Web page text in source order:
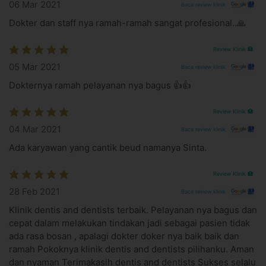
Segera kunjungi dokter gigi jika ada efek samping
mengganggu
Cocok untuk orang dewasa tanpa keluhan gigi sensitif
dan sudah dilakukan pembersihan karang dan plak gigi
Hasil treatment untuk setiap orang bisa berbeda,
tergantung kondisi masing-masing pasien
warna awal gigi
Hasil bleaching gigi tidak memutihkan gigi secara
waktu yang lama, gigi bisa menjadi gelap seiring waktu
dan noda pada dentin, seperti teh, kopi, minuman
bersoda, serta mengabaikan perawatan gigi seperti tidak
Informasikan dokter jika memiliki riwayat alergi atau
penyakit tertentu
Kontraindikasi bleaching gigi dengan LED
Gigi hipersensitif
06 Mar 2021 Baca review klinik
Dokter dan staff nya ramah-ramah sangat profesional..🙏
Review Klinik 🏥
05 Mar 2021 Baca review klinik
Dokternya ramah pelayanan nya bagus 👍👍
Review Klinik 🏥
04 Mar 2021 Baca review klinik
Ada karyawan yang cantik beud namanya Sinta.
Review Klinik 🏥
28 Feb 2021 Baca review klinik
Klinik dentis and dentists terbaik. Pelayanan nya bagus dan
cepat dalam melakukan tindakan jadi sebagai pasien tidak
ada rasa bosan , apalagi dokter doker nya baik baik dan
ramah Pokoknya klinik dentis and dentists pilihanku. Aman
dan nyaman Terimakasih dentis and dentists Sukses selalu